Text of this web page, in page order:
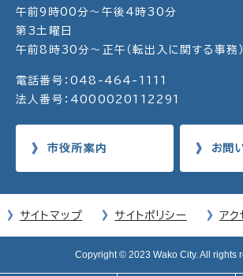
午前9時00分～午後4時30分
第3土曜日
午前8時30分～正午（転出入に関する事務）
電話番号：048-464-1111
法人番号：4000020112291
市役所案内 お問
サイトマップ サイトポリシー アク
Copyright © 2023 Wako City. All rights